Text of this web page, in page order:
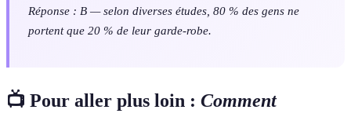
Réponse : B — selon diverses études, 80 % des gens ne
portent que 20 % de leur garde-robe.
📺 Pour aller plus loin : Comment